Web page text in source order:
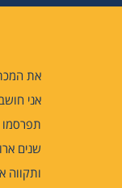
את
אני
תפרסמו
שנים
ותקווה